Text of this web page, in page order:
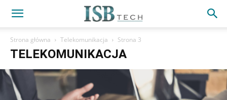
Strona główna Telekomunikacja Strona 3
TELEKOMUNIKACJA